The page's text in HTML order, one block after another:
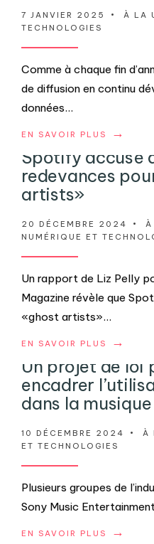
7 JANVIER 2025 • À LA
TECHNOLOGIES
Comme à chaque fin
de diffusion en continu
données...
EN SAVOIR PLUS →
Spotify accusé
redevances
artists»
20 DÉCEMBRE 2024 •
NUMÉRIQUE ET
Un rapport de Liz Pelly
Magazine révèle que
«ghost artists»...
EN SAVOIR PLUS →
Un projet de loi
encadrer
dans la musique
10 DÉCEMBRE 2024 • À
ET TECHNOLOGIES
Plusieurs groupes de
Sony Music
EN SAVOIR PLUS →